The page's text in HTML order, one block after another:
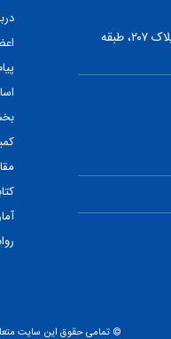
تهران، ضلع شمالی بلوار میرداماد، بین نفت و شمس تبریزی، پلاک ۲۰۷، طبقه
© تمامی حقوق این سایت